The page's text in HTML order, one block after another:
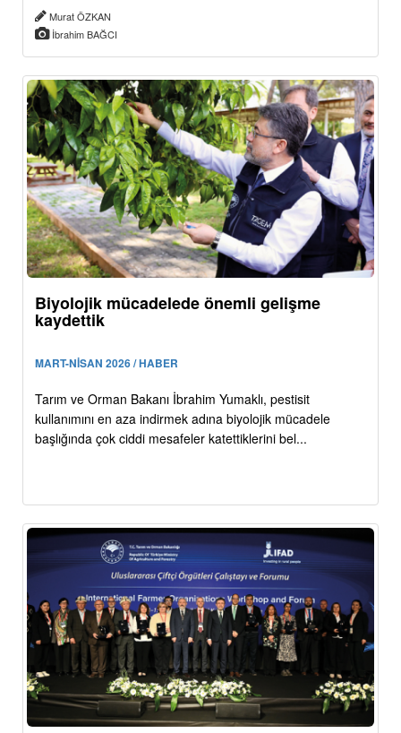
Murat ÖZKAN
İbrahim BAĞCI
Biyolojik mücadelede önemli gelişme
kaydettik
MART-NİSAN 2026 / HABER
Tarım ve Orman Bakanı İbrahim Yumaklı, pestisit
kullanımını en aza indirmek adına biyolojik mücadele
başlığında çok ciddi mesafeler katettiklerini bel...